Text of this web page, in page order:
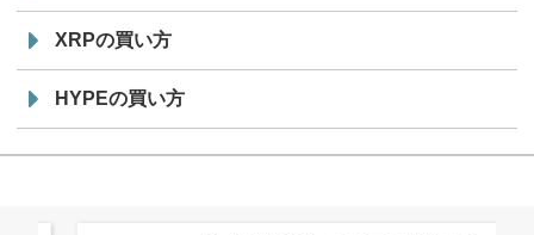
XRPの買い方
HYPEの買い方